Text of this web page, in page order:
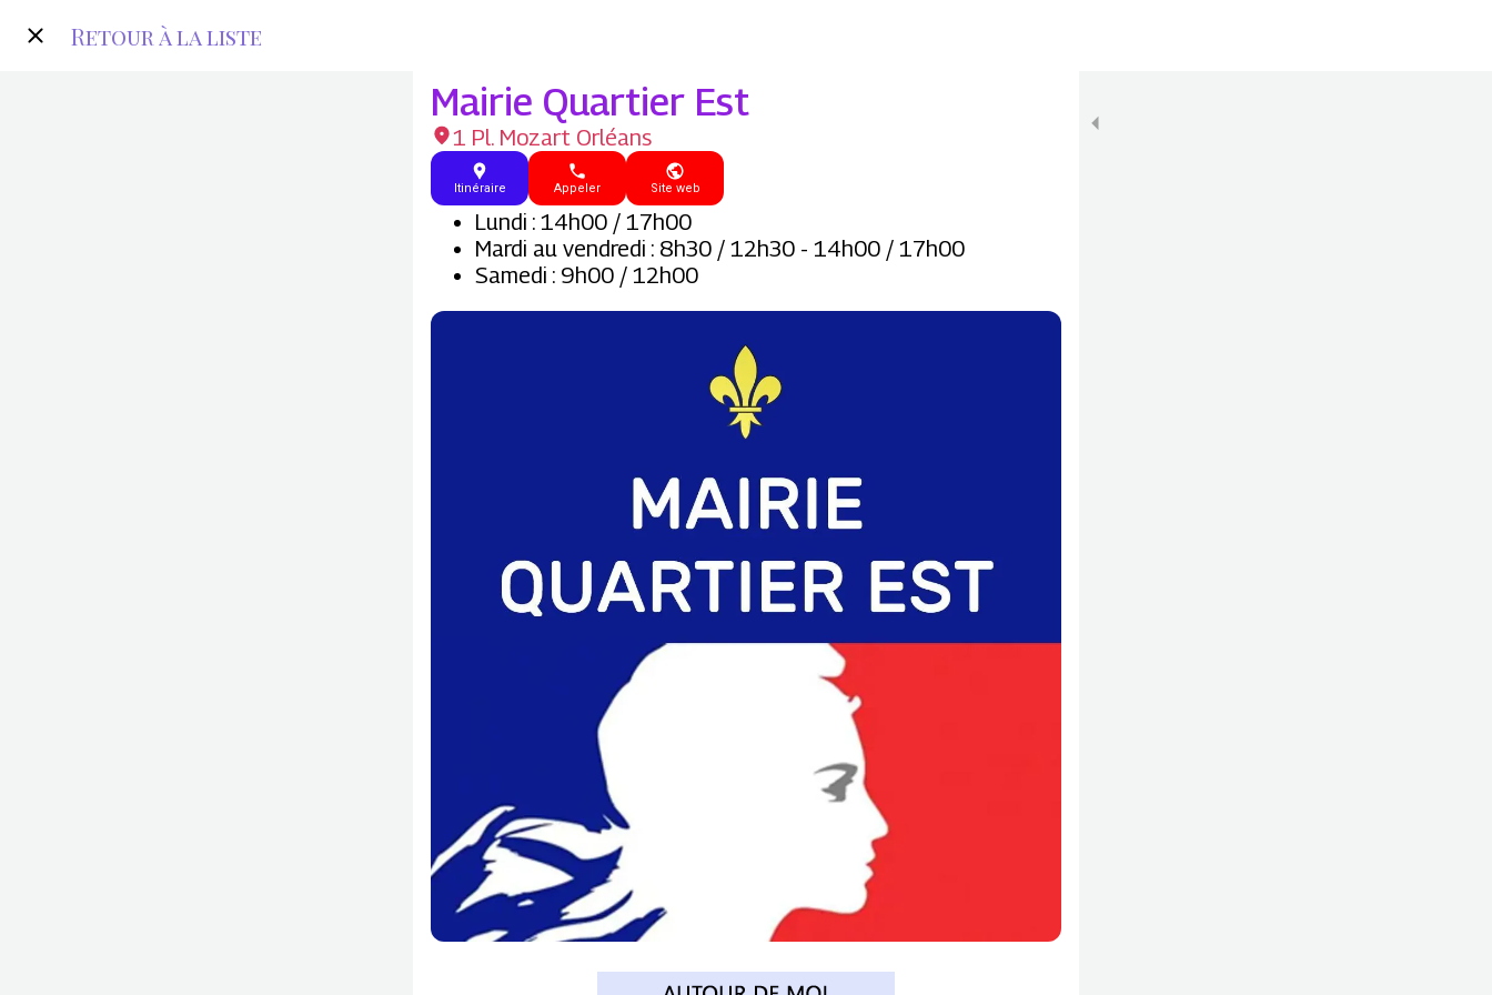
Retour à la liste
Mairie Quartier Est
1 Pl. Mozart Orléans
Itinéraire Appeler Site web
Lundi : 14h00 / 17h00
Mardi au vendredi : 8h30 / 12h30 - 14h00 / 17h00
Samedi : 9h00 / 12h00